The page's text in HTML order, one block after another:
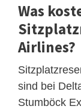
Was
Airlines?
sind bei
Stumböck